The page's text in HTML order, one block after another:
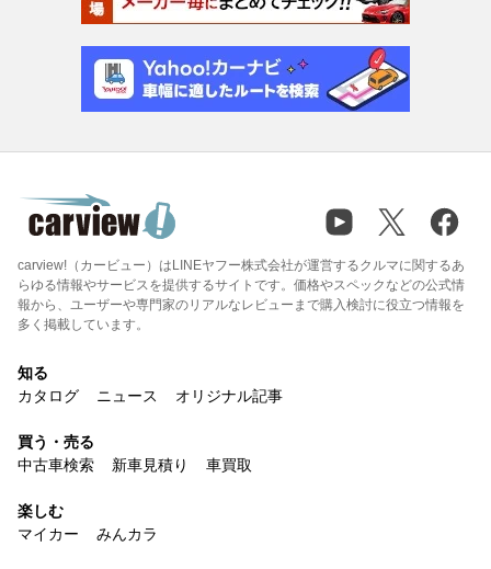
carview!（カービュー）はLINEヤフー株式会社が運営するクルマに関するあ
らゆる情報やサービスを提供するサイトです。価格やスペックなどの公式情
報から、ユーザーや専門家のリアルなレビューまで購入検討に役立つ情報を
多く掲載しています。
知る
カタログ
ニュース オリジナル記事
買う・売る
中古車検索
新車見積り 車買取
楽しむ
マイカー
みんカラ